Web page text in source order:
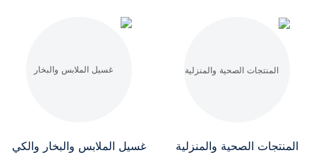
المنتجات الصحية والمنزلية غسيل الملابس والبخار والكي